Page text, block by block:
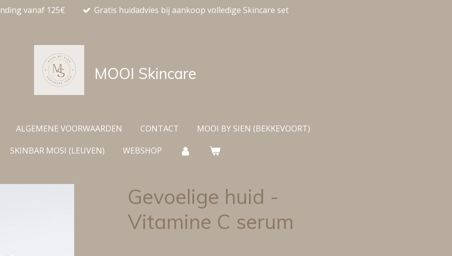
vanaf 125€ Gratis huidadvies bij aankoop volledige Skincare set
MOOI Skincare
ALGEMENE VOORWAARDEN CONTACT
MOOI BY SIEN (BEKKEVOORT)
SKINBAR MOSI (LEUVEN)
WEBSHOP
Gevoelige huid -
Vitamine C serum